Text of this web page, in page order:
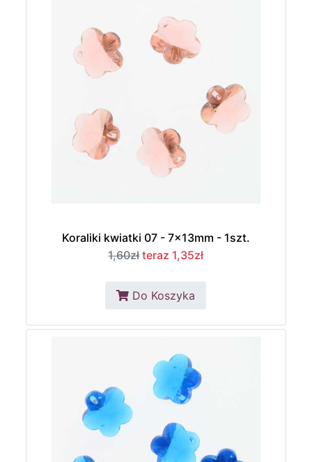
Koraliki kwiatki 07 - 7x13mm - 1szt.
1,60zł teraz 1,35zł
Do Koszyka